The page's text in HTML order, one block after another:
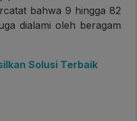
bahwa 9 hingga 82
dialami oleh beragam
Solusi Terbaik